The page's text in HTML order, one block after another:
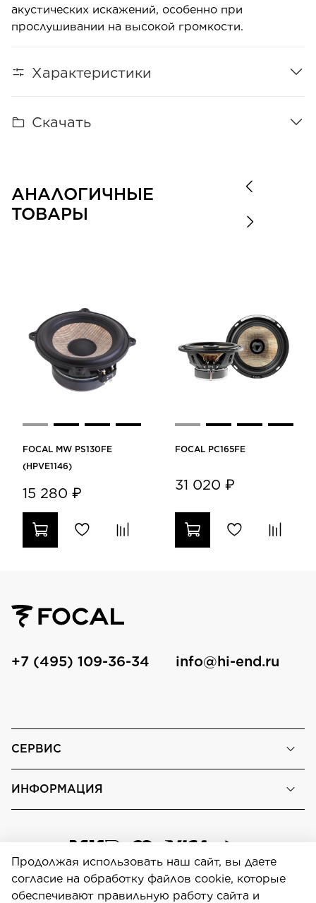
акустических искажений, особенно при
прослушивании на высокой громкости.
Характеристики
Скачать
АНАЛОГИЧНЫЕ
ТОВАРЫ
FOCAL MW PS130FE
(HPVE1146)
15 280 ₽
FOCAL PC165FE
31 020 ₽
СЕРВИС
ИНФОРМАЦИЯ
+7 (495) 109-36-34 info@hi-end.ru
Продолжая использовать наш сайт, вы даете
согласие на обработку файлов cookie, которые
обеспечивают правильную работу сайта и